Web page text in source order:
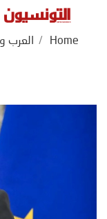
Home
/ العرب